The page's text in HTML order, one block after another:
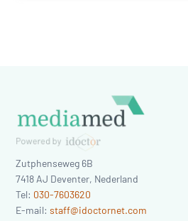
Zutphenseweg 6B
7418 AJ Deventer, Nederland
Tel: 030-7603620
E-mail:staff@idoctornet.com